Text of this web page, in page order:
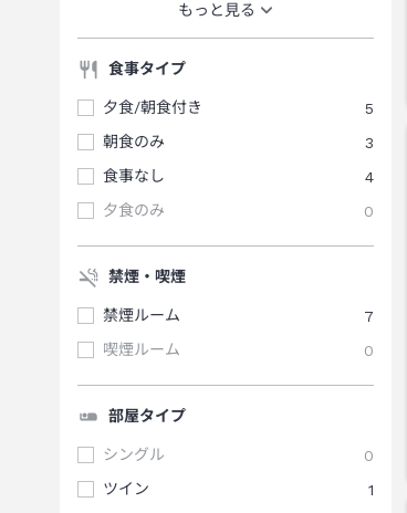
もっと見る
食事タイプ
夕食/朝食付き
5
朝食のみ
3
食事なし
4
夕食のみ
0
禁煙・喫煙
禁煙ルーム
7
喫煙ルーム
0
部屋タイプ
シングル
0
ツイン
1